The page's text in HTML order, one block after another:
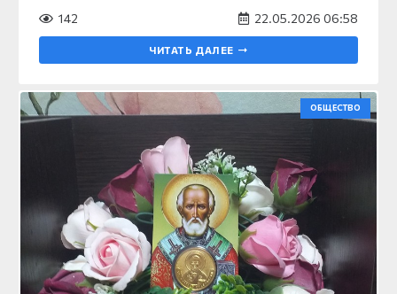
142
22.05.2026 06:58
ЧИТАТЬ ДАЛЕЕ
ОБЩЕСТВО